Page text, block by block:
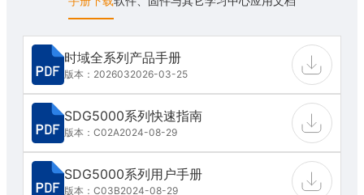
时域全系列产品手册
版本：2026032026-03-25
SDG5000系列快速指南
版本：C02A2024-08-29
SDG5000系列用户手册
版本：C03B2024-08-29